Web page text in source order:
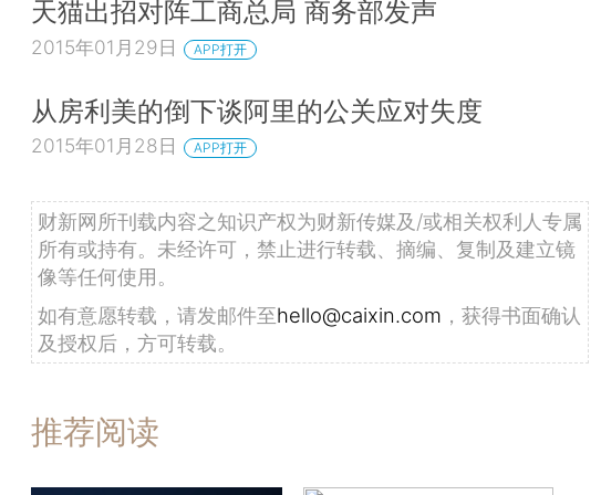
天猫出招对阵工商总局 商务部发声
2015年01月29日 APP打开
从房利美的倒下谈阿里的公关应对失度
2015年01月28日 APP打开
财新网所刊载内容之知识产权为财新传媒及/或相关权利人专属
所有或持有。未经许可，禁止进行转载、摘编、复制及建立镜
像等任何使用。
如有意愿转载，请发邮件至hello@caixin.com ，获得书面确认
及授权后，方可转载。
推荐阅读